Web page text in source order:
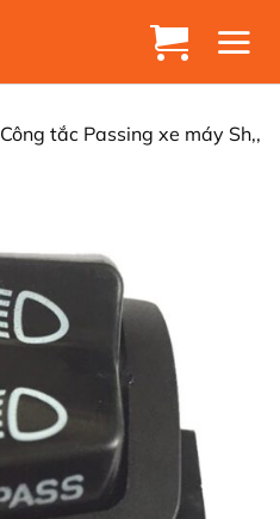
Công tắc Passing xe máy Sh,,